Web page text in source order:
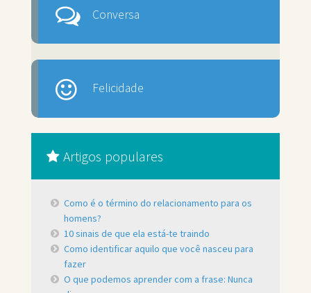
Conversa
Felicidade
Artigos populares
Como é o término do relacionamento para os
homens?
10 sinais de que ela está-te traindo
Como identificar aquilo que você nasceu para
fazer
O que podemos aprender com a frase: Nunca